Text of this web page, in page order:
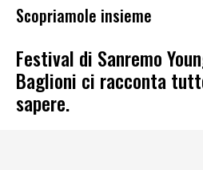
Scopriamole insieme
Festival di Sanremo
Baglioni ci racconta
sapere.